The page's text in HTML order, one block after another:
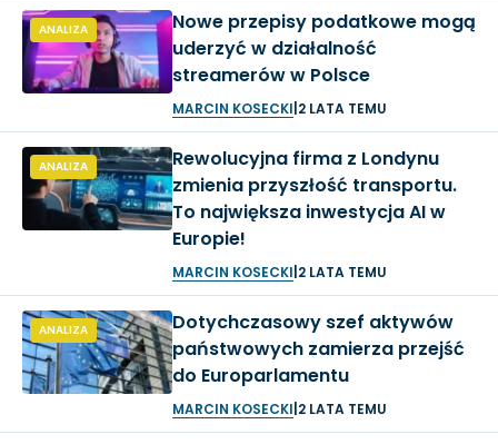
ANALIZA
Nowe przepisy podatkowe mogą
uderzyć w działalność
streamerów w Polsce
MARCIN KOSECKI 2 LATA TEMU
ANALIZA
Rewolucyjna firma z Londynu
zmienia przyszłość transportu.
To największa inwestycja AI w
Europie!
MARCIN KOSECKI 2 LATA TEMU
ANALIZA
Dotychczasowy szef aktywów
państwowych zamierza przejść
do Europarlamentu
MARCIN KOSECKI 2 LATA TEMU